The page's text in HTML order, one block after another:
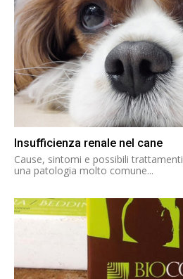
Insufficienza renale nel cane
Cause, sintomi e possibili trattamenti L’insufficienza renale è
una patologia molto comune...